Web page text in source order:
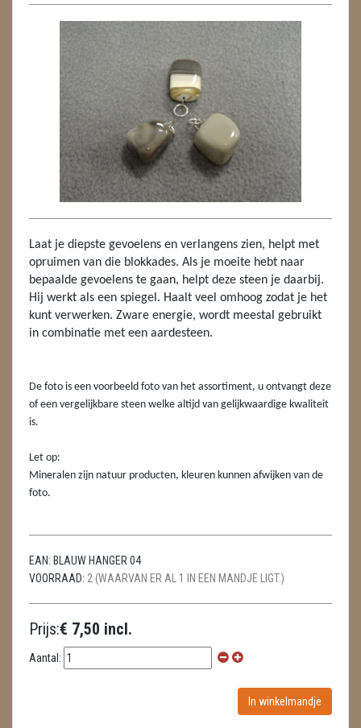
GEODE 'S / STANDAARDS
GESLEPEN STENEN
HANGERS
HANGERS
LUXE HANGERS
HARTEN
HUISREINIGING
KAARSEN
LAMPEN
RUWE STENEN
SCHEDELS / SKULLS
SELENIET
TELEFOON KOORDEN
THEELICHTEN
VLINDERS
Laat je diepste gevoelens en verlangens zien, helpt met
opruimen van die blokkades. Als je moeite hebt naar
bepaalde gevoelens te gaan, helpt deze steen je daarbij.
Hij werkt als een spiegel. Haalt veel omhoog zodat je het
kunt verwerken. Zware energie, wordt meestal gebruikt
in combinatie met een aardesteen.
De foto is een voorbeeld foto van het assortiment, u ontvangt deze
of een vergelijkbare steen welke altijd van gelijkwaardige kwaliteit
is.
Let op:
Mineralen zijn natuur producten, kleuren kunnen afwijken van de
foto.
EAN: BLAUW HANGER 04
VOORRAAD: 2 (WAARVAN ER AL 1 IN EEN MANDJE LIGT.)
Prijs:€ 7,50 incl.
Aantal: